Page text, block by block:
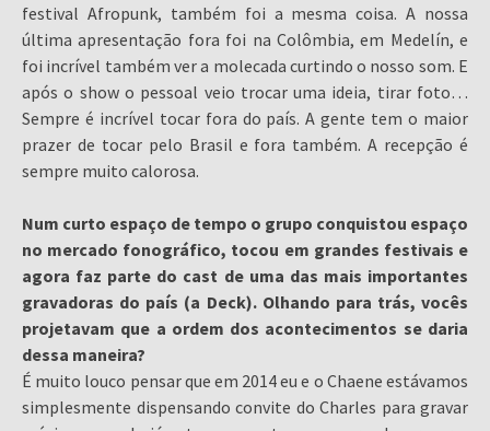
festival Afropunk, também foi a mesma coisa. A nossa
última apresentação fora foi na Colômbia, em Medelín, e
foi incrível também ver a molecada curtindo o nosso som. E
após o show o pessoal veio trocar uma ideia, tirar foto…
Sempre é incrível tocar fora do país. A gente tem o maior
prazer de tocar pelo Brasil e fora também. A recepção é
sempre muito calorosa.
Num curto espaço de tempo o grupo conquistou espaço
no mercado fonográfico, tocou em grandes festivais e
agora faz parte do cast de uma das mais importantes
gravadoras do país (a Deck). Olhando para trás, vocês
projetavam que a ordem dos acontecimentos se daria
dessa maneira?
É muito louco pensar que em 2014 eu e o Chaene estávamos
simplesmente dispensando convite do Charles para gravar